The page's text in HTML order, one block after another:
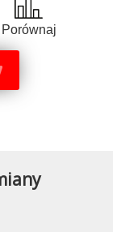
Porównaj